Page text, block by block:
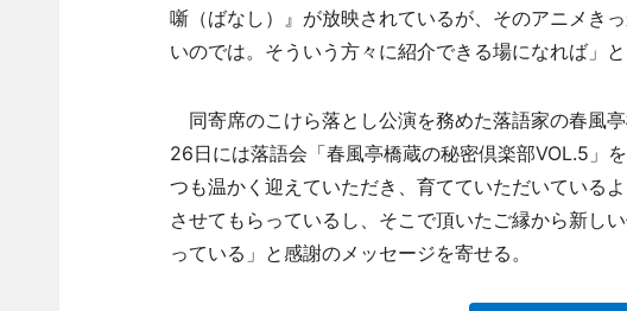
噺（ばなし）』が放映されているが、そのアニメき
いのでは。そういう方々に紹介できる場になれば」と
同寄席のこけら落とし公演を務めた落語家の春風
26日には落語会「春風亭橋蔵の秘密倶楽部VOL.5」
つも温かく迎えていただき、育てていただいている
させてもらっているし、そこで頂いたご縁から新し
っている」と感謝のメッセージを寄せる。